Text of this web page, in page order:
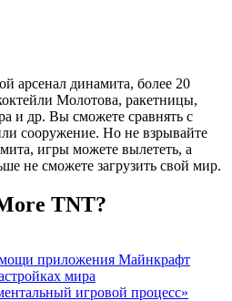
арсенал динамита, более 20
Молотова, ракетницы,
и др. Вы сможете сравнять с
сооружение. Но не взрывайте
игры можете вылететь, а
не сможете загрузить свой мир.
TNT?
приложения Майнкрафт
мира
игровой процесс»